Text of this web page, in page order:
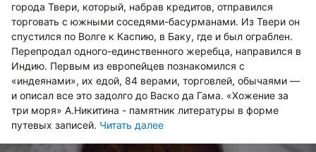
города Твери, который, набрав кредитов, отправился
торговать с южными соседями-басурманами. Из Твери он
спустился по Волге к Каспию, в Баку, где и был ограблен.
Перепродал одного-единственного жеребца, направился в
Индию. Первым из европейцев познакомился с
«индеянами», их едой, 84 верами, торговлей, обычаями —
и описал все это задолго до Васко да Гама. «Хожение за
три моря» А.Никитина - памятник литературы в форме
путевых записей. Читать далее